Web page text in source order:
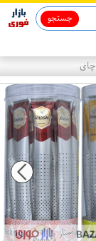
جستجو
چای